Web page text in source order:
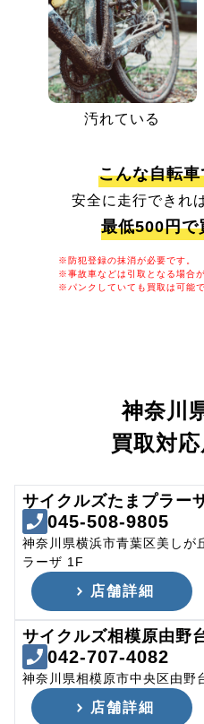
汚れている
こんな自転
安全に走行できれ
最低500円で
※防犯登録の抹消が必要です。
※事故車などは引取となる場合が
※パンクしていても買取は可能
神奈川
買取対
サイクルズたまプラー
045-508-9805
神奈川県横浜市青葉区美し
ラーザ 1F
店舗詳細
サイクルズ相模原由野
042-707-4082
神奈川県相模原市中央区由野
店舗詳細